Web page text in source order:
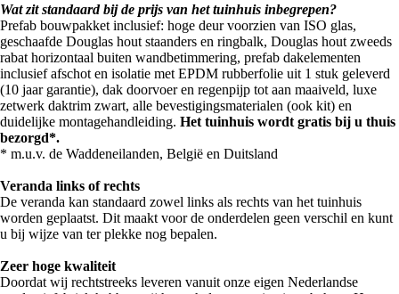
Wat zit standaard bij de prijs van het tuinhuis inbegrepen?
Prefab bouwpakket inclusief: hoge deur voorzien van ISO glas,
geschaafde Douglas hout staanders en ringbalk, Douglas hout zweeds
rabat horizontaal buiten wandbetimmering, prefab dakelementen
inclusief afschot en isolatie met EPDM rubberfolie uit 1 stuk geleverd
(10 jaar garantie), dak doorvoer en regenpijp tot aan maaiveld, luxe
zetwerk daktrim zwart, alle bevestigingsmaterialen (ook kit) en
duidelijke montagehandleiding. Het tuinhuis wordt gratis bij u thuis
bezorgd*.
* m.u.v. de Waddeneilanden, België en Duitsland
Veranda links of rechts
De veranda kan standaard zowel links als rechts van het tuinhuis
worden geplaatst. Dit maakt voor de onderdelen geen verschil en kunt
u bij wijze van ter plekke nog bepalen.
Zeer hoge kwaliteit
Doordat wij rechtstreeks leveren vanuit onze eigen Nederlandse